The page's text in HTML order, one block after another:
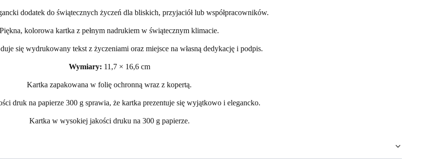
dodatek do świątecznych życzeń dla bliskich, przyjaciół lub współpracowników.
Piękna, kolorowa kartka z pełnym nadrukiem w świątecznym klimacie.
się wydrukowany tekst z życzeniami oraz miejsce na własną dedykację i podpis.
Wymiary: 11,7 × 16,6 cm
Kartka zapakowana w folię ochronną wraz z kopertą.
druk na papierze 300 g sprawia, że kartka prezentuje się wyjątkowo i elegancko.
Kartka w wysokiej jakości druku na 300 g papierze.